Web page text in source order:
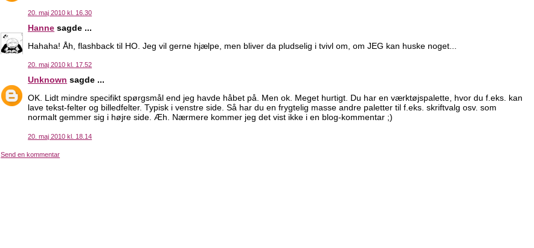
20. maj 2010 kl. 16.30
Hanne sagde ...
Hahaha! Åh, flashback til HO. Jeg vil gerne hjælpe, men bliver da pludselig i tvivl om, om JEG kan huske noget...
20. maj 2010 kl. 17.52
Unknown sagde ...
OK. Lidt mindre specifikt spørgsmål end jeg havde håbet på. Men ok. Meget hurtigt. Du har en værktøjspalette, hvor du f.eks. kan
lave tekst-felter og billedfelter. Typisk i venstre side. Så har du en frygtelig masse andre paletter til f.eks. skriftvalg osv. som
normalt gemmer sig i højre side. Æh. Nærmere kommer jeg det vist ikke i en blog-kommentar ;)
20. maj 2010 kl. 18.14
Send en kommentar